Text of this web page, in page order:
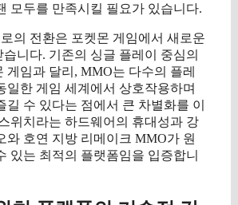
모두를 만족시킬 필요가 있습니다.
의 전환은 포켓몬 게임에서 새로운
습니다. 기존의 싱글 플레이 중심의
게임과 달리, MMO는 다수의 플레
일한 게임 세계에서 상호작용하며
길 수 있다는 점에서 큰 차별화를 이
위치라는 하드웨어의 휴대성과 강
와 호연 지방 리메이크 MMO가 원
있는 최적의 플랫폼임을 입증합니